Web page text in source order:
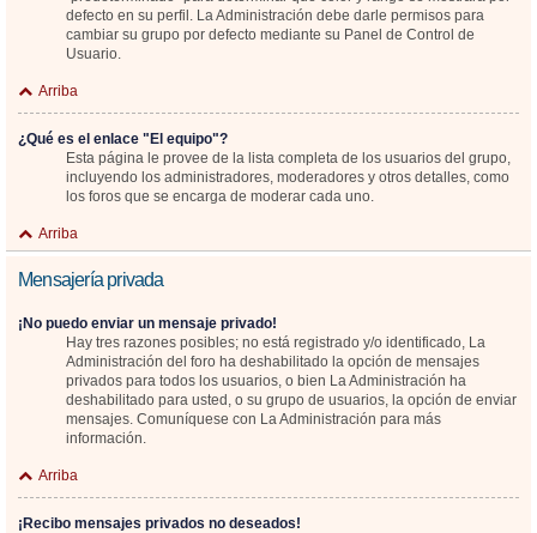
defecto en su perfil. La Administración debe darle permisos para
cambiar su grupo por defecto mediante su Panel de Control de
Usuario.
Arriba
¿Qué es el enlace "El equipo"?
Esta página le provee de la lista completa de los usuarios del grupo,
incluyendo los administradores, moderadores y otros detalles, como
los foros que se encarga de moderar cada uno.
Arriba
Mensajería privada
¡No puedo enviar un mensaje privado!
Hay tres razones posibles; no está registrado y/o identificado, La
Administración del foro ha deshabilitado la opción de mensajes
privados para todos los usuarios, o bien La Administración ha
deshabilitado para usted, o su grupo de usuarios, la opción de enviar
mensajes. Comuníquese con La Administración para más
información.
Arriba
¡Recibo mensajes privados no deseados!